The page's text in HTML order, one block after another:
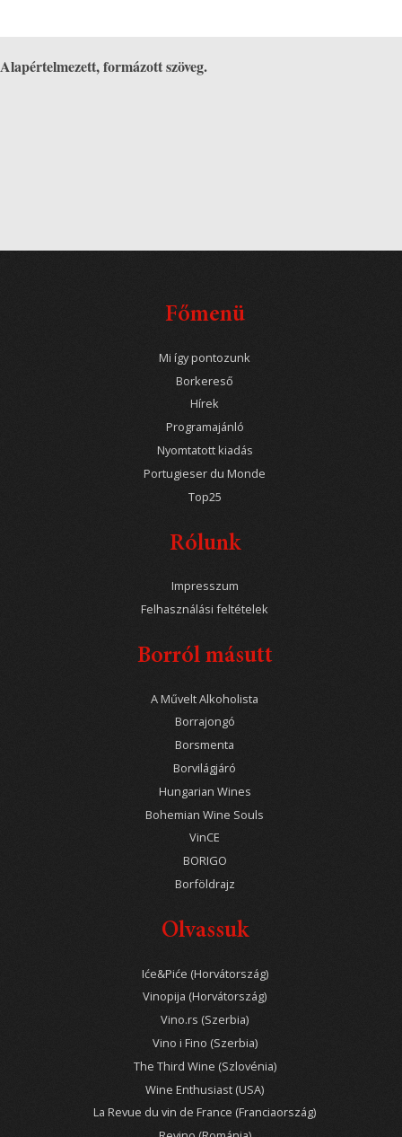
Alapértelmezett, formázott szöveg.
Főmenü
Mi így pontozunk
Borkereső
Hírek
Programajánló
Nyomtatott kiadás
Portugieser du Monde
Top25
Rólunk
Impresszum
Felhasználási feltételek
Borról másutt
A Művelt Alkoholista
Borrajongó
Borsmenta
Borvilágjáró
Hungarian Wines
Bohemian Wine Souls
VinCE
BORIGO
Borföldrajz
Olvassuk
Iće&Piće (Horvátország)
Vinopija (Horvátország)
Vino.rs (Szerbia)
Vino i Fino (Szerbia)
The Third Wine (Szlovénia)
Wine Enthusiast (USA)
La Revue du vin de France (Franciaország)